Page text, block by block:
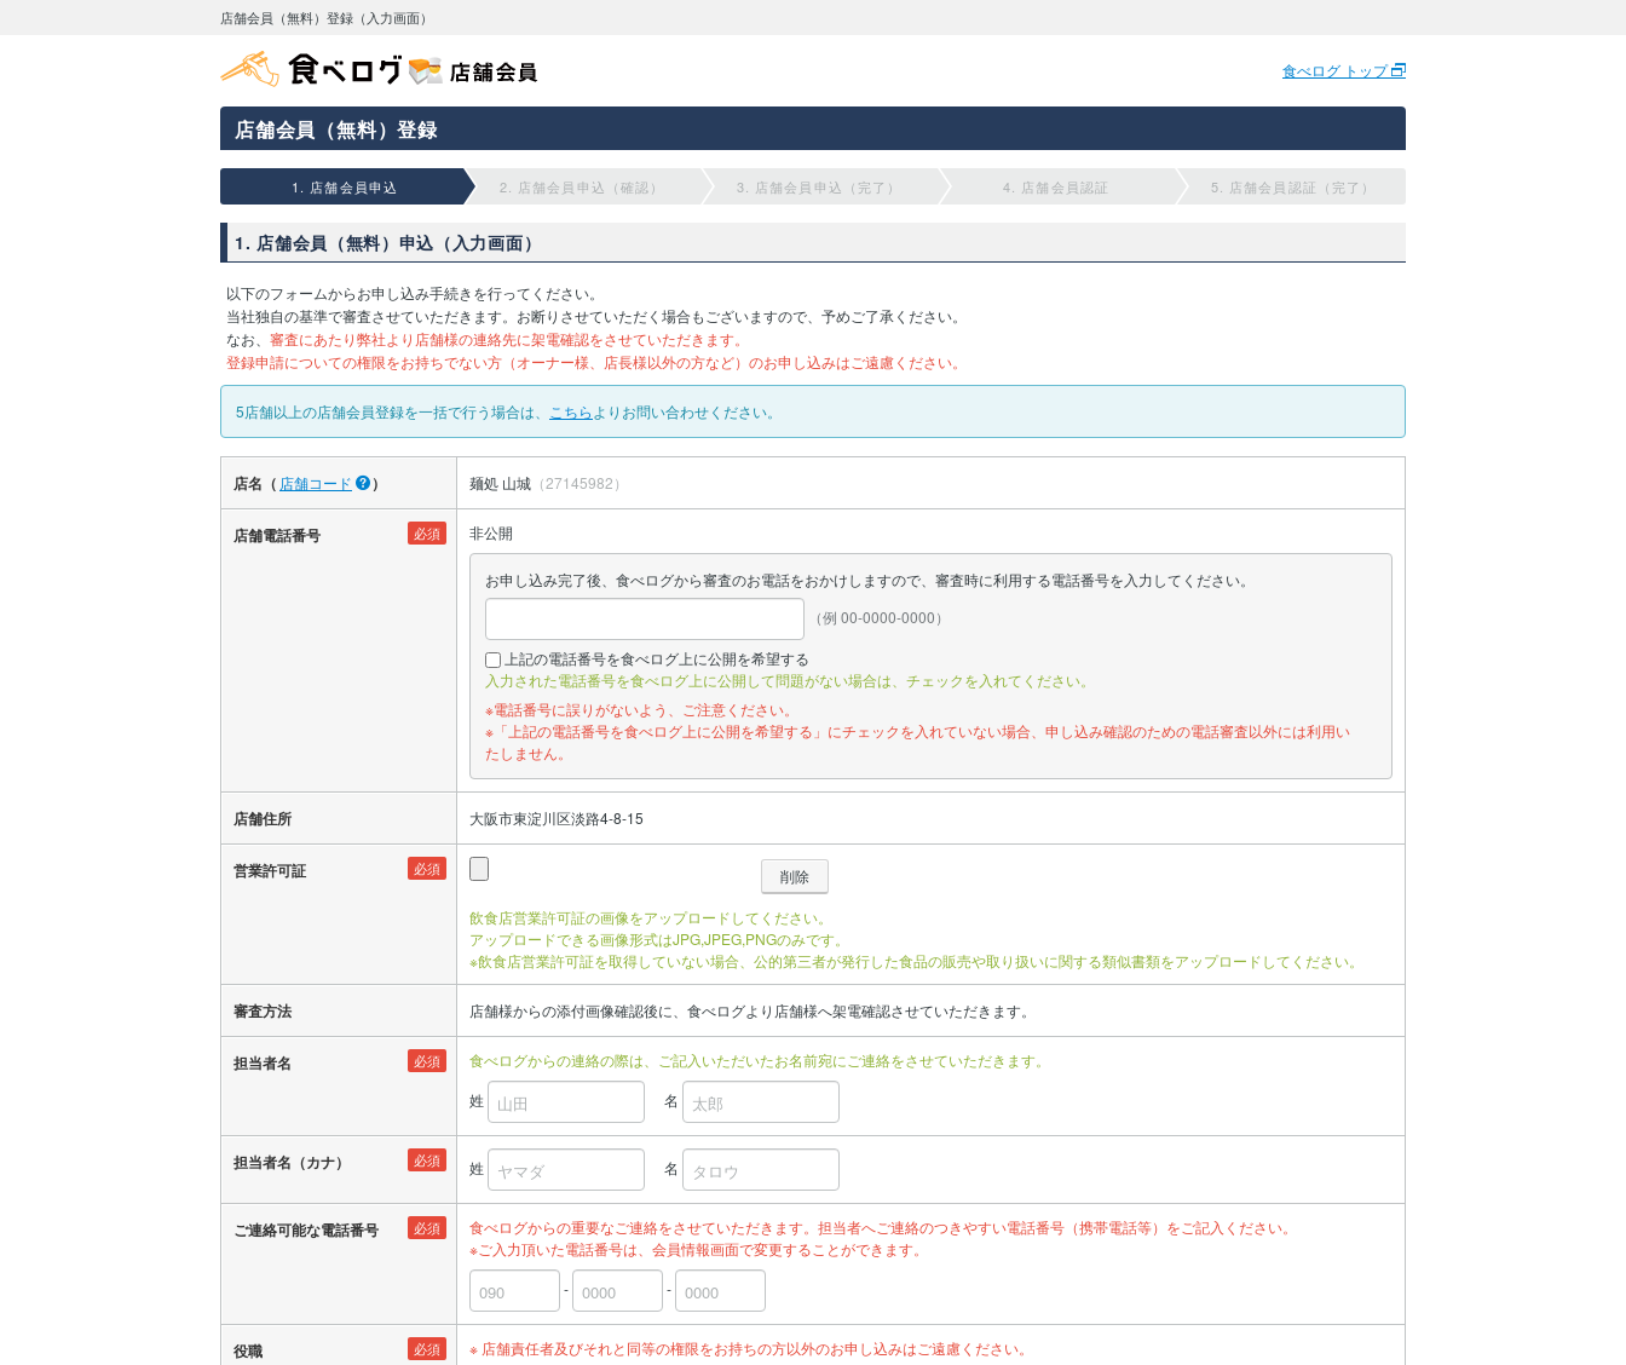
店舗会員（無料）登録（入力画面）
食べログ トップ
店舗会員（無料）登録
1. 店舗会員申込 2. 店舗会員申込（確認） 3. 店舗会員申込（完了） 4. 店舗会員認証 5. 店舗会員認証（完了）
1. 店舗会員（無料）申込（入力画面）
以下のフォームからお申し込み手続きを行ってください。
当社独自の基準で審査させていただきます。お断りさせていただく場合もございますので、予めご了承ください。
なお、 審査にあたり弊社より店舗様の連絡先に架電確認をさせていただきます。
登録申請についての権限をお持ちでない方（オーナー様、店長様以外の方など）のお申し込みはご遠慮ください。
5店舗以上の店舗会員登録を一括で行う場合は、 こちら よりお問い合わせください。
店名（ 店舗コード ） 麺処 山城 （27145982）
必須
店舗電話番号 非公開
お申し込み完了後、食べログから審査のお電話をおかけしますので、審査時に利用する電話番号を入力してください。
（例 00-0000-0000）
上記の電話番号を食べログ上に公開を希望する
入力された電話番号を食べログ上に公開して問題がない場合は、チェックを入れてください。
※電話番号に誤りがないよう、ご注意ください。
※「上記の電話番号を食べログ上に公開を希望する」にチェックを入れていない場合、申し込み確認のための電話審査以外には利用い
たしません。
店舗住所 大阪市東淀川区淡路4-8-15
必須
営業許可証
飲食店営業許可証の画像をアップロードしてください。
アップロードできる画像形式はJPG,JPEG,PNGのみです。
※飲食店営業許可証を取得していない場合、公的第三者が発行した食品の販売や取り扱いに関する類似書類をアップロードしてください。
審査方法 店舗様からの添付画像確認後に、食べログより店舗様へ架電確認させていただきます。
必須
担当者名
食べログからの連絡の際は、ご記入いただいたお名前宛にご連絡をさせていただきます。
姓
名
必須
担当者名（カナ） 姓 名
必須
ご連絡可能な電話番号
食べログからの重要なご連絡をさせていただきます。担当者へご連絡のつきやすい電話番号（携帯電話等）をご記入ください。
※ご入力頂いた電話番号は、会員情報画面で変更することができます。
-
-
必須
役職
※ 店舗責任者及びそれと同等の権限をお持ちの方以外のお申し込みはご遠慮ください。